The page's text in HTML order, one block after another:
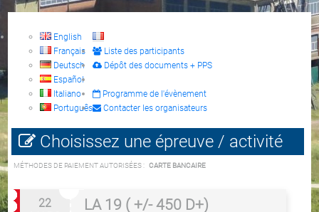
English
Français
Deutsch
Español
Italiano
Português
Liste des participants
Dépôt des documents + PPS
Programme de l'évènement
Contacter les organisateurs
Choisissez une épreuve / activité
MÉTHODES DE PAIEMENT AUTORISÉES : CARTE BANCAIRE
22
LA 19 ( +/- 450 D+)